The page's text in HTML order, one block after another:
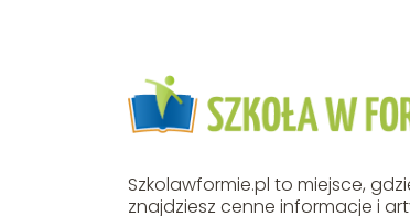
Szkolawformie.pl to miejsce,
znajdziesz cenne informacje i